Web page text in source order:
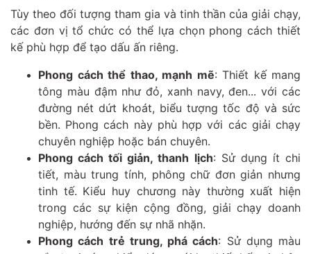
Tùy theo đối tượng tham gia và tinh thần của giải chạy,
các đơn vị tổ chức có thể lựa chọn phong cách thiết
kế phù hợp để tạo dấu ấn riêng.
Phong cách thể thao, mạnh mẽ: Thiết kế mang
tông màu đậm như đỏ, xanh navy, đen... với các
đường nét dứt khoát, biểu tượng tốc độ và sức
bền. Phong cách này phù hợp với các giải chạy
chuyên nghiệp hoặc bán chuyên.
Phong cách tối giản, thanh lịch: Sử dụng ít chi
tiết, màu trung tính, phông chữ đơn giản nhưng
tinh tế. Kiểu huy chương này thường xuất hiện
trong các sự kiện cộng đồng, giải chạy doanh
nghiệp, hướng đến sự nhã nhặn.
Phong cách trẻ trung, phá cách: Sử dụng màu